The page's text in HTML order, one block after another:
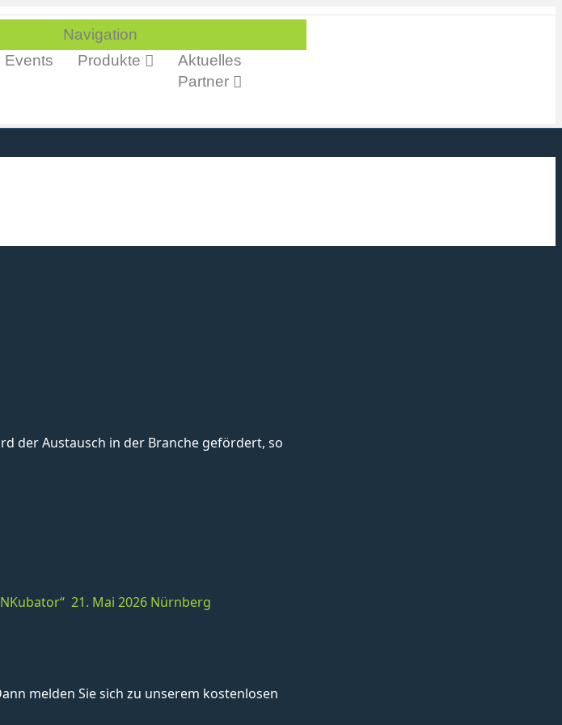
Navigation
Events Produkte
Aktuelles
Partner
der Austausch in der Branche gefördert, so
21. Mai 2026 Nürnberg
melden Sie sich zu unserem kostenlosen